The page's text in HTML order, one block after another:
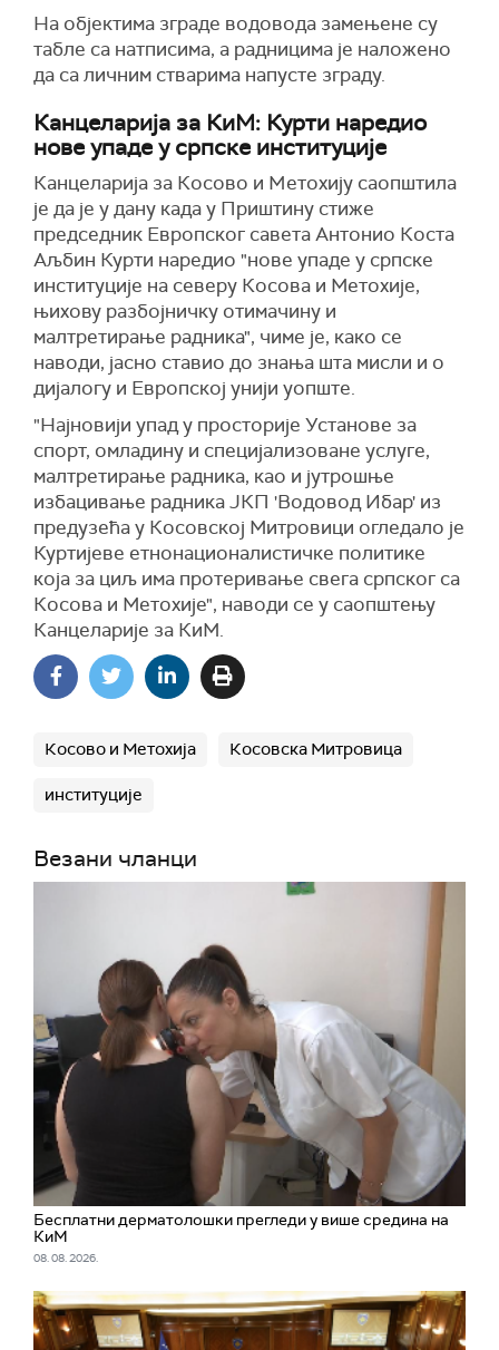
На објектима зграде водовода замењене су
табле са натписима, а радницима је наложено
да са личним стварима напусте зграду.
Канцеларија за КиМ: Курти наредио
нове упаде у српске институције
Канцеларија за Косово и Mетохију саопштила
је да је у дану када у Приштину стиже
председник Европског савета Антонио Коста
Аљбин Курти наредио "нове упаде у српске
институције на северу Косова и Метохије,
њихову разбојничку отимачину и
малтретирање радника", чиме је, како се
наводи, јасно ставио до знања шта мисли и о
дијалогу и Европској унији уопште.
"Најновији упад у просторије Установе за
спорт, омладину и специјализоване услуге,
малтретирање радника, као и јутрошње
избацивање радника ЈКП 'Водовод Ибар' из
предузећа у Косовској Митровици огледало је
Куртијеве етнонационалистичке политике
која за циљ има протеривање свега српског са
Косова и Метохије", наводи се у саопштењу
Канцеларије за КиМ.
Косово и Метохија Косовска Митровица
институције
Везани чланци
Бесплатни дерматолошки прегледи у више средина на
КиМ
08. 08. 2026.